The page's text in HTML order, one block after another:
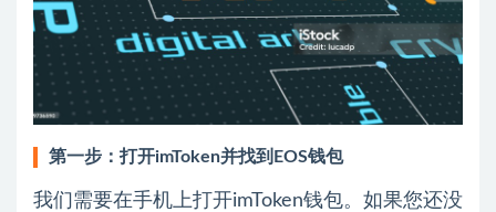
第一步：打开imToken并找到EOS钱包
我们需要在手机上打开imToken钱包。如果您还没